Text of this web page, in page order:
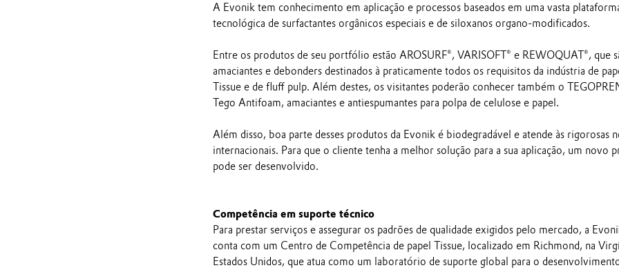
A Evonik tem conhecimento em aplicação e processos baseados em uma vasta
tecnológica de surfactantes orgânicos especiais e de siloxanos organo-modificados.
Entre os produtos de seu portfólio estão AROSURF®, VARISOFT® e REWOQUAT®, que
amaciantes e debonders destinados à praticamente todos os requisitos da indústria de
Tissue e de fluff pulp. Além destes, os visitantes poderão conhecer também o
Tego Antifoam, amaciantes e antiespumantes para polpa de celulose e papel.
Além disso, boa parte desses produtos da Evonik é biodegradável e atende às rigorosas
internacionais. Para que o cliente tenha a melhor solução para a sua aplicação, um novo
pode ser desenvolvido.
Competência em suporte técnico
Para prestar serviços e assegurar os padrões de qualidade exigidos pelo mercado, a
conta com um Centro de Competência de papel Tissue, localizado em Richmond, na
Estados Unidos, que atua como um laboratório de suporte global para o